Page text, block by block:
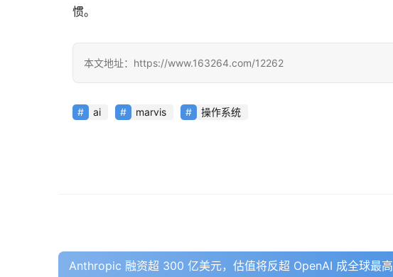
惯。
本文地址：https://www.163264.com/12262
ai marvis 操作系统
Anthropic 融资超 300 亿美元，估值将反超 OpenAI 成全球最高